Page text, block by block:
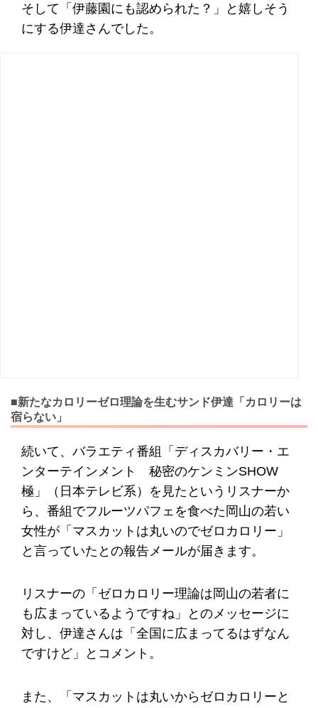
そして「伊藤園にも認められた？」と嬉しそう
にする伊達さんでした。
■新たなカロリーゼロ理論を生むサンド伊達「カロリーは
宿らない」
続いて、バラエティ番組「ディスカバリー・エ
ンターテインメント 秘密のケンミンSHOW
極」（日本テレビ系）を見たというリスナーか
ら、番組でフルーツパフェを食べた岡山の若い
女性が「マスカットは丸いのでゼロカロリー」
と言っていたとの報告メールが届きます。
リスナーの「ゼロカロリー理論は岡山の若者に
も広まっているようですね」とのメッセージに
対し、伊達さんは「全国に広まってるはずなん
ですけど」とコメント。
また、「マスカットは丸いからゼロカロリーと